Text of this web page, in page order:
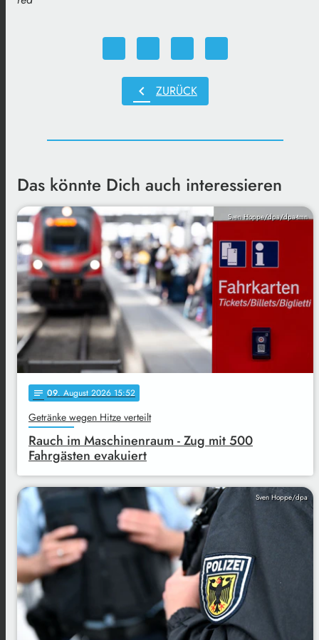
chevron_left ZURÜCK
Das könnte Dich auch interessieren
Sven Hoppe/dpa/dpa-tmn
notes 09. August 2026 15:52
Getränke wegen Hitze verteilt
Rauch im Maschinenraum - Zug mit 500
Fahrgästen evakuiert
Sven Hoppe/dpa